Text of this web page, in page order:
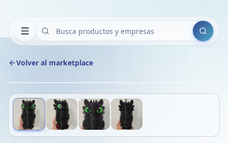
Buscar
Volver al marketplace
1/4